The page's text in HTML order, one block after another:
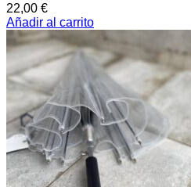
22,00 €
Añadir al carrito